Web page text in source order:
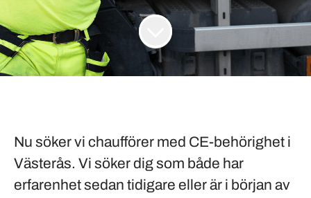
Nu söker vi chaufförer med CE-behörighet i
Västerås. Vi söker dig som både har
erfarenhet sedan tidigare eller är i början av